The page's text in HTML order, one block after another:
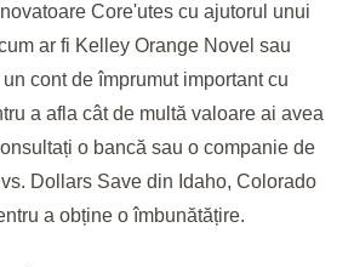
Core'utes cu ajutorul unui
ar fi Kelley Orange Novel sau
cont de împrumut important cu
a afla cât de multă valoare ai avea
o bancă sau o companie de
Dollars Save din Idaho, Colorado
a obține o îmbunătățire.